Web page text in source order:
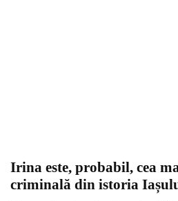
Irina este, probabil, cea
criminală din istoria